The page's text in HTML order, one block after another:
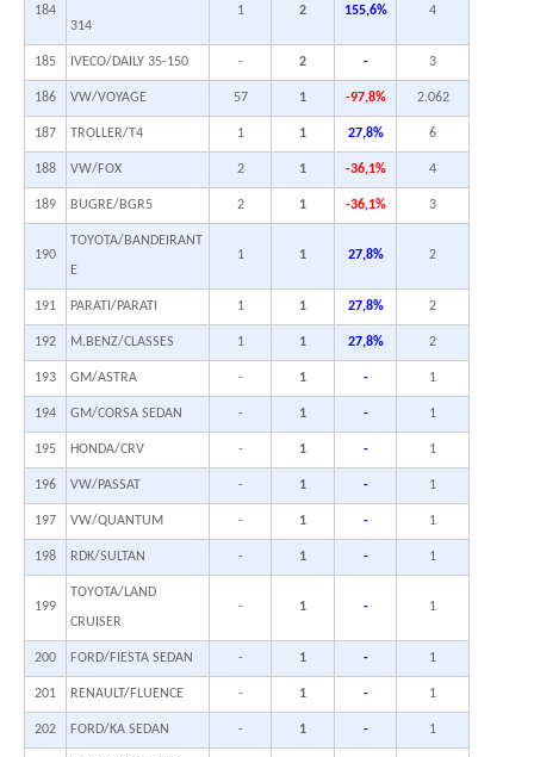
184
314
1 2 155,6% 4
185 IVECO/DAILY 35-150 - 2 - 3
186 VW/VOYAGE 57 1 -97,8% 2.062
187 TROLLER/T4 1 1 27,8% 6
188 VW/FOX 2 1 -36,1% 4
189 BUGRE/BGR5 2 1 -36,1% 3
190
TOYOTA/BANDEIRANT
E
1 1 27,8% 2
191 PARATI/PARATI 1 1 27,8% 2
192 M.BENZ/CLASSES 1 1 27,8% 2
193 GM/ASTRA - 1 - 1
194 GM/CORSA SEDAN - 1 - 1
195 HONDA/CRV - 1 - 1
196 VW/PASSAT - 1 - 1
197 VW/QUANTUM - 1 - 1
198 RDK/SULTAN - 1 - 1
199
TOYOTA/LAND
CRUISER
- 1 - 1
200 FORD/FIESTA SEDAN - 1 - 1
201 RENAULT/FLUENCE - 1 - 1
202 FORD/KA SEDAN - 1 - 1